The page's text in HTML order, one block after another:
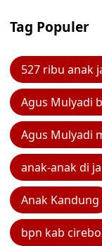
Tag Populer
527 ribu anak
Agus Mulyadi
Agus Mulyadi
anak-anak di
Anak Kandung
bpn kab